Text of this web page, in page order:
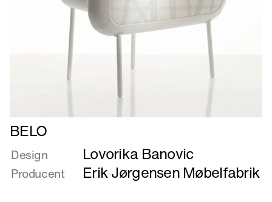
Læs
mere
om
BELO
BELO
Design Lovorika Banovic
Producent Erik Jørgensen Møbelfabrik